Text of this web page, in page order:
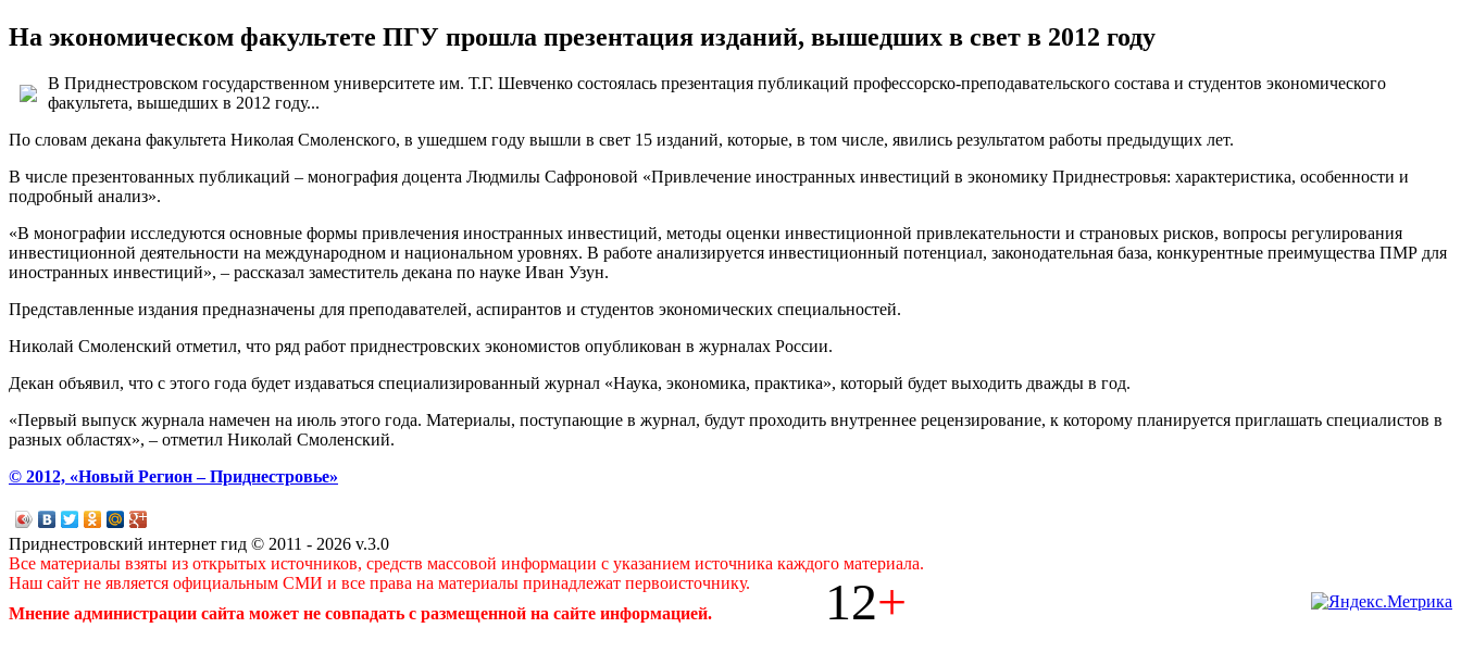
На экономическом факультете ПГУ прошла презентация изданий, вышедших в свет в 2012 году
В Приднестровском государственном университете им. Т.Г. Шевченко состоялась презентация публикаций профессорско-преподавательского состава и студентов экономического
факультета, вышедших в 2012 году...
По словам декана факультета Николая Смоленского, в ушедшем году вышли в свет 15 изданий, которые, в том числе, явились результатом работы предыдущих лет.
В числе презентованных публикаций – монография доцента Людмилы Сафроновой «Привлечение иностранных инвестиций в экономику Приднестровья: характеристика, особенности и
подробный анализ».
«В монографии исследуются основные формы привлечения иностранных инвестиций, методы оценки инвестиционной привлекательности и страновых рисков, вопросы регулирования
инвестиционной деятельности на международном и национальном уровнях. В работе анализируется инвестиционный потенциал, законодательная база, конкурентные преимущества ПМР для
иностранных инвестиций», – рассказал заместитель декана по науке Иван Узун.
Представленные издания предназначены для преподавателей, аспирантов и студентов экономических специальностей.
Николай Смоленский отметил, что ряд работ приднестровских экономистов опубликован в журналах России.
Декан объявил, что с этого года будет издаваться специализированный журнал «Наука, экономика, практика», который будет выходить дважды в год.
«Первый выпуск журнала намечен на июль этого года. Материалы, поступающие в журнал, будут проходить внутреннее рецензирование, к которому планируется приглашать специалистов в
разных областях», – отметил Николай Смоленский.
© 2012, «Новый Регион – Приднестровье»
Приднестровский интернет гид © 2011 - 2026 v.3.0
Все материалы взяты из открытых источников, средств массовой информации с указанием источника каждого материала.
Наш сайт не является официальным СМИ и все права на материалы принадлежат первоисточнику.
Мнение администрации сайта может не совпадать с размещенной на сайте информацией.
12+